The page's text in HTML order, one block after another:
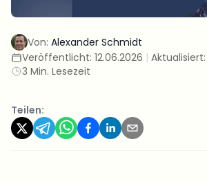
Von: Alexander Schmidt
Veröffentlicht: 12.06.2026 | Aktualisiert:
3 Min. Lesezeit
Teilen: